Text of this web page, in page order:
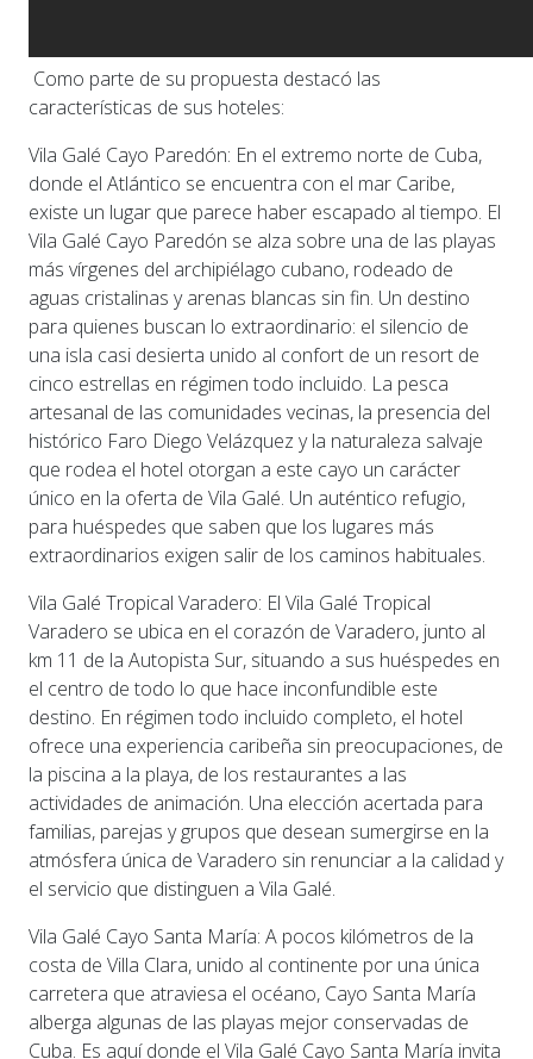
Como parte de su propuesta destacó las
características de sus hoteles:
Vila Galé Cayo Paredón: En el extremo norte de Cuba,
donde el Atlántico se encuentra con el mar Caribe,
existe un lugar que parece haber escapado al tiempo. El
Vila Galé Cayo Paredón se alza sobre una de las playas
más vírgenes del archipiélago cubano, rodeado de
aguas cristalinas y arenas blancas sin fin. Un destino
para quienes buscan lo extraordinario: el silencio de
una isla casi desierta unido al confort de un resort de
cinco estrellas en régimen todo incluido. La pesca
artesanal de las comunidades vecinas, la presencia del
histórico Faro Diego Velázquez y la naturaleza salvaje
que rodea el hotel otorgan a este cayo un carácter
único en la oferta de Vila Galé. Un auténtico refugio,
para huéspedes que saben que los lugares más
extraordinarios exigen salir de los caminos habituales.
Vila Galé Tropical Varadero: El Vila Galé Tropical
Varadero se ubica en el corazón de Varadero, junto al
km 11 de la Autopista Sur, situando a sus huéspedes en
el centro de todo lo que hace inconfundible este
destino. En régimen todo incluido completo, el hotel
ofrece una experiencia caribeña sin preocupaciones, de
la piscina a la playa, de los restaurantes a las
actividades de animación. Una elección acertada para
familias, parejas y grupos que desean sumergirse en la
atmósfera única de Varadero sin renunciar a la calidad y
el servicio que distinguen a Vila Galé.
Vila Galé Cayo Santa María: A pocos kilómetros de la
costa de Villa Clara, unido al continente por una única
carretera que atraviesa el océano, Cayo Santa María
alberga algunas de las playas mejor conservadas de
Cuba. Es aquí donde el Vila Galé Cayo Santa María invita